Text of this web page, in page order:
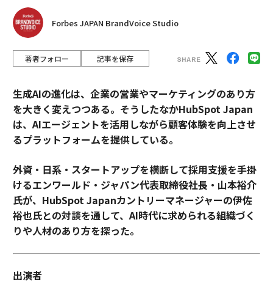
Forbes JAPAN BrandVoice Studio
著者フォロー 記事を保存
生成AIの進化は、企業の営業やマーケティングのあり方
を大きく変えつつある。そうしたなかHubSpot Japan
は、AIエージェントを活用しながら顧客体験を向上させ
るプラットフォームを提供している。
外資・日系・スタートアップを横断して採用支援を手掛
けるエンワールド・ジャパン代表取締役社長・山本裕介
氏が、HubSpot Japanカントリーマネージャーの伊佐
裕也氏との対談を通して、AI時代に求められる組織づく
りや人材のあり方を探った。
出演者